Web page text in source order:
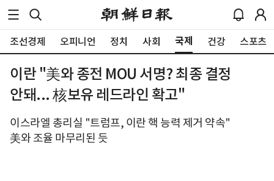
조선경제 오피니언 정치 사회 국제 건강 스포츠
이란 "美와 종전 MOU 서명? 최종 결정
안돼... 核보유 레드라인 확고"
이스라엘 총리실 "트럼프, 이란 핵 능력 제거 약속"
美와 조율 마무리된 듯